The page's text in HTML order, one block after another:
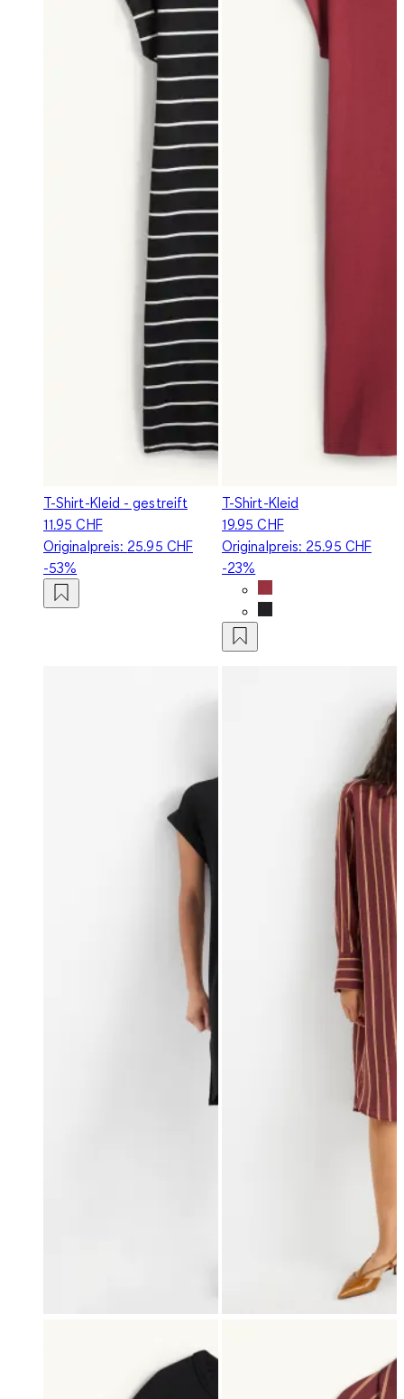
T-Shirt-Kleid - gestreift
11.95 CHF
Originalpreis: 25.95 CHF
-53%
T-Shirt-Kleid
19.95 CHF
Originalpreis: 25.95 CHF
-23%